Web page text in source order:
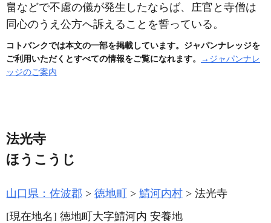
畠などで不慮の儀が発生したならば、庄官と寺僧は
同心のうえ公方へ訴えることを誓っている。
コトバンクでは本文の一部を掲載しています。ジャパンナレッジを
ご利用いただくとすべての情報をご覧になれます。
→ジャパンナレ
ッジのご案内
法光寺
ほうこうじ
山口県：佐波郡 徳地町 鯖河内村
法光寺
[現在地名] 徳地町大字鯖河内 安養地